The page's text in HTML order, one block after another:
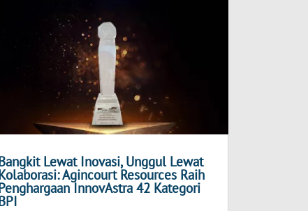
Lewat Inovasi, Unggul Lewat
Agincourt Resources Raih
InnovAstra 42 Kategori